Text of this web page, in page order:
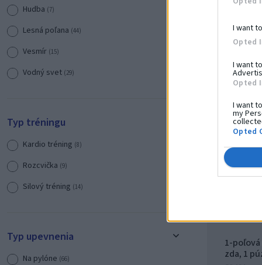
I want
Opted
I want
Opted
I want
my
Opted
Hudba (7)
Lesná poľana (44)
Vesmír (15)
Vodný svet (29)
Typ tréningu
Kardio tréning (8)
Rozcvička (9)
Silový tréning (14)
Typ upevnenia
Na pylóne (66)
1-
zda, 1